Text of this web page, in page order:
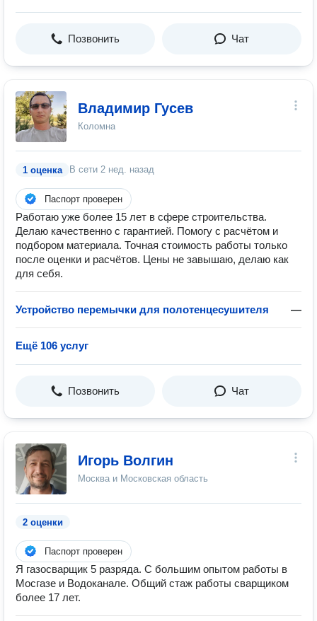
Позвонить Чат
Владимир Гусев
Коломна
1 оценка В сети 2 нед. назад
Паспорт проверен
Работаю уже более 15 лет в сфере строительства.
Делаю качественно с гарантией. Помогу с расчётом и
подбором материала. Точная стоимость работы только
после оценки и расчётов. Цены не завышаю, делаю как
для себя.
Устройство перемычки для полотенцесушителя —
Ещё 106 услуг
Позвонить Чат
Игорь Волгин
Москва и Московская область
2 оценки
Паспорт проверен
Я газосварщик 5 разряда. С большим опытом работы в
Мосгазе и Водоканале. Общий стаж работы сварщиком
более 17 лет.